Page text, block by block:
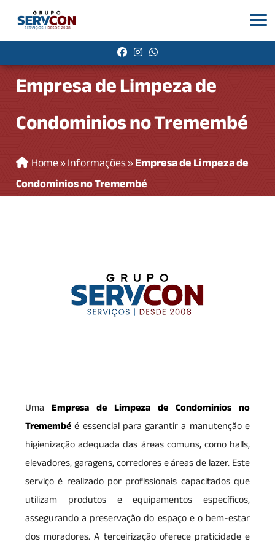
Empresa de Limpeza de
Condominios no Tremembé
Home»Informações»Empresa de Limpeza de
Condominios no Tremembé
Uma Empresa de Limpeza de Condominios no
Tremembéé essencial para garantir a manutenção e
higienização adequada das áreas comuns, como halls,
elevadores, garagens, corredores e áreas de lazer. Este
serviço é realizado por profissionais capacitados que
utilizam produtos e equipamentos específicos,
assegurando a preservação do espaço e o bem-estar
dos moradores. A terceirização oferece praticidade e